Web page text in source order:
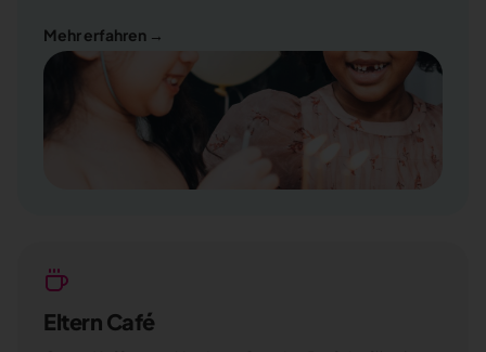
Mehr erfahren →
Eltern Café